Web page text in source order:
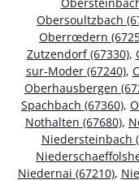
Obersoultzbach
Oberrœdern
Zutzendorf (67330),
sur-Moder (67240),
Oberhausbergen
Spachbach (67360),
Nothalten (67680),
Niedersteinbach
Niedernai (67210),